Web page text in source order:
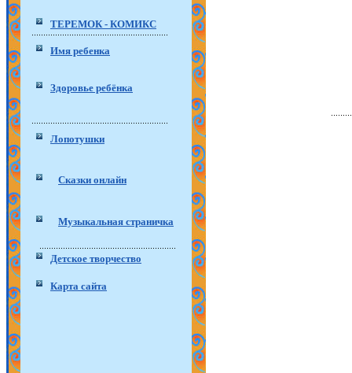
ТЕРЕМОК - КОМИКС
Имя ребенка
Здоровье ребёнка
Лопотушки
Сказки онлайн
Музыкальная страничка
Детское творчество
Карта сайта